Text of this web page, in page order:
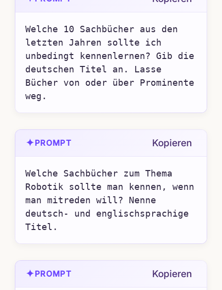
Welche 10 Sachbücher aus den
letzten Jahren sollte ich
unbedingt kennenlernen? Gib die
deutschen Titel an. Lasse
Bücher von oder über Prominente
weg.
✦ PROMPT Kopieren
Welche Sachbücher zum Thema
Robotik sollte man kennen, wenn
man mitreden will? Nenne
deutsch- und englischsprachige
Titel.
✦PROMPT Kopieren